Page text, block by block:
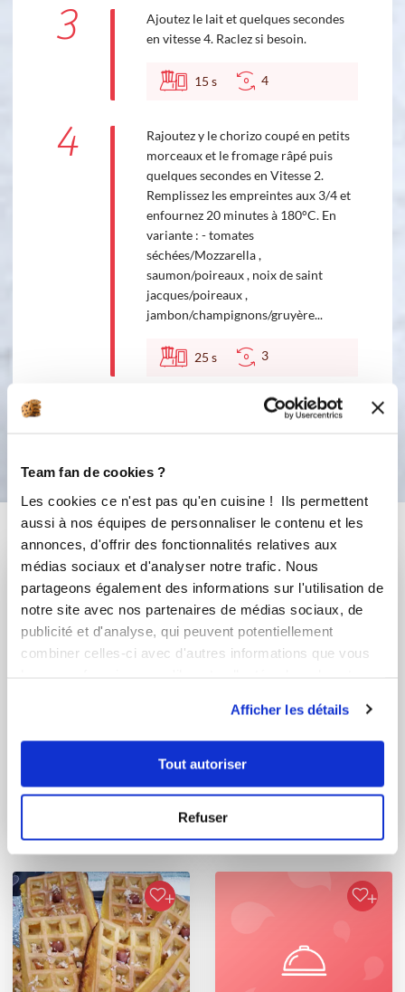
Team fan de cookies ?
Les cookies ce n'est pas qu'en cuisine ! Ils permettent
aussi à nos équipes de personnaliser le contenu et les
annonces, d'offrir des fonctionnalités relatives aux
médias sociaux et d'analyser notre trafic. Nous
partageons également des informations sur l'utilisation de
notre site avec nos partenaires de médias sociaux, de
publicité et d'analyse, qui peuvent potentiellement
combiner celles-ci avec d'autres informations que vous
Afficher les détails
Tout autoriser
Refuser
3
Ajoutez le lait et quelques secondes
en vitesse 4. Raclez si besoin.
15 s 4
4
Rajoutez y le chorizo coupé en petits
morceaux et le fromage râpé puis
quelques secondes en Vitesse 2.
Remplissez les empreintes aux 3/4 et
enfournez 20 minutes à 180°C. En
variante : - tomates
séchées/Mozzarella ,
saumon/poireaux , noix de saint
jacques/poireaux ,
jambon/champignons/gruyère...
25 s 3
Vous aimerez aussi ...
Gaufres à la patate
gaufre jambon